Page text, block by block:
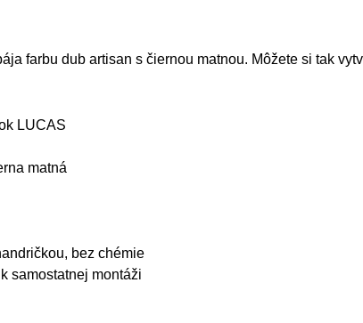
farbu dub artisan s čiernou matnou. Môžete si tak
LUCAS
matná
bez chémie
samostatnej montáži